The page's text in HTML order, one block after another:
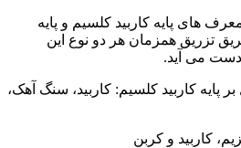
های پایه کاربید کلسیم و پایه
تزریق همزمان هر دو نوع این
می آید.
پایه کاربید کلسیم: کاربید، سنگ آهک،
کاربید و کربن